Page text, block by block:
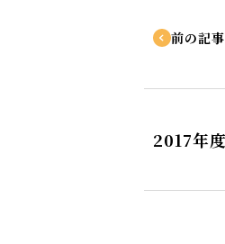
前の記
2017年